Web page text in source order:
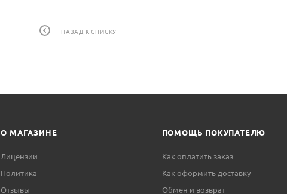
НАЗАД К СПИСКУ
О МАГАЗИНЕ
Лицензии
Политика
Отзывы
ПОМОЩЬ ПОКУПАТЕЛЮ
Как оплатить заказ
Как оформить доставку
Обмен и возврат